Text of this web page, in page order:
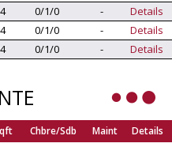
0/1/0 -
Details
0/1/0 -
Details
0/1/0 - Details
Chbre/Sdb Maint Details